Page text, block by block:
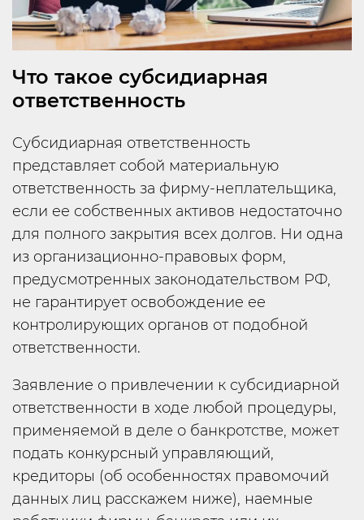
Что такое субсидиарная
ответственность
Субсидиарная ответственность
представляет собой материальную
ответственность за фирму-неплательщика,
если ее собственных активов недостаточно
для полного закрытия всех долгов. Ни одна
из организационно-правовых форм,
предусмотренных законодательством РФ,
не гарантирует освобождение ее
контролирующих органов от подобной
ответственности.
Заявление о привлечении к субсидиарной
ответственности в ходе любой процедуры,
применяемой в деле о банкротстве, может
подать конкурсный управляющий,
кредиторы (об особенностях правомочий
данных лиц расскажем ниже), наемные